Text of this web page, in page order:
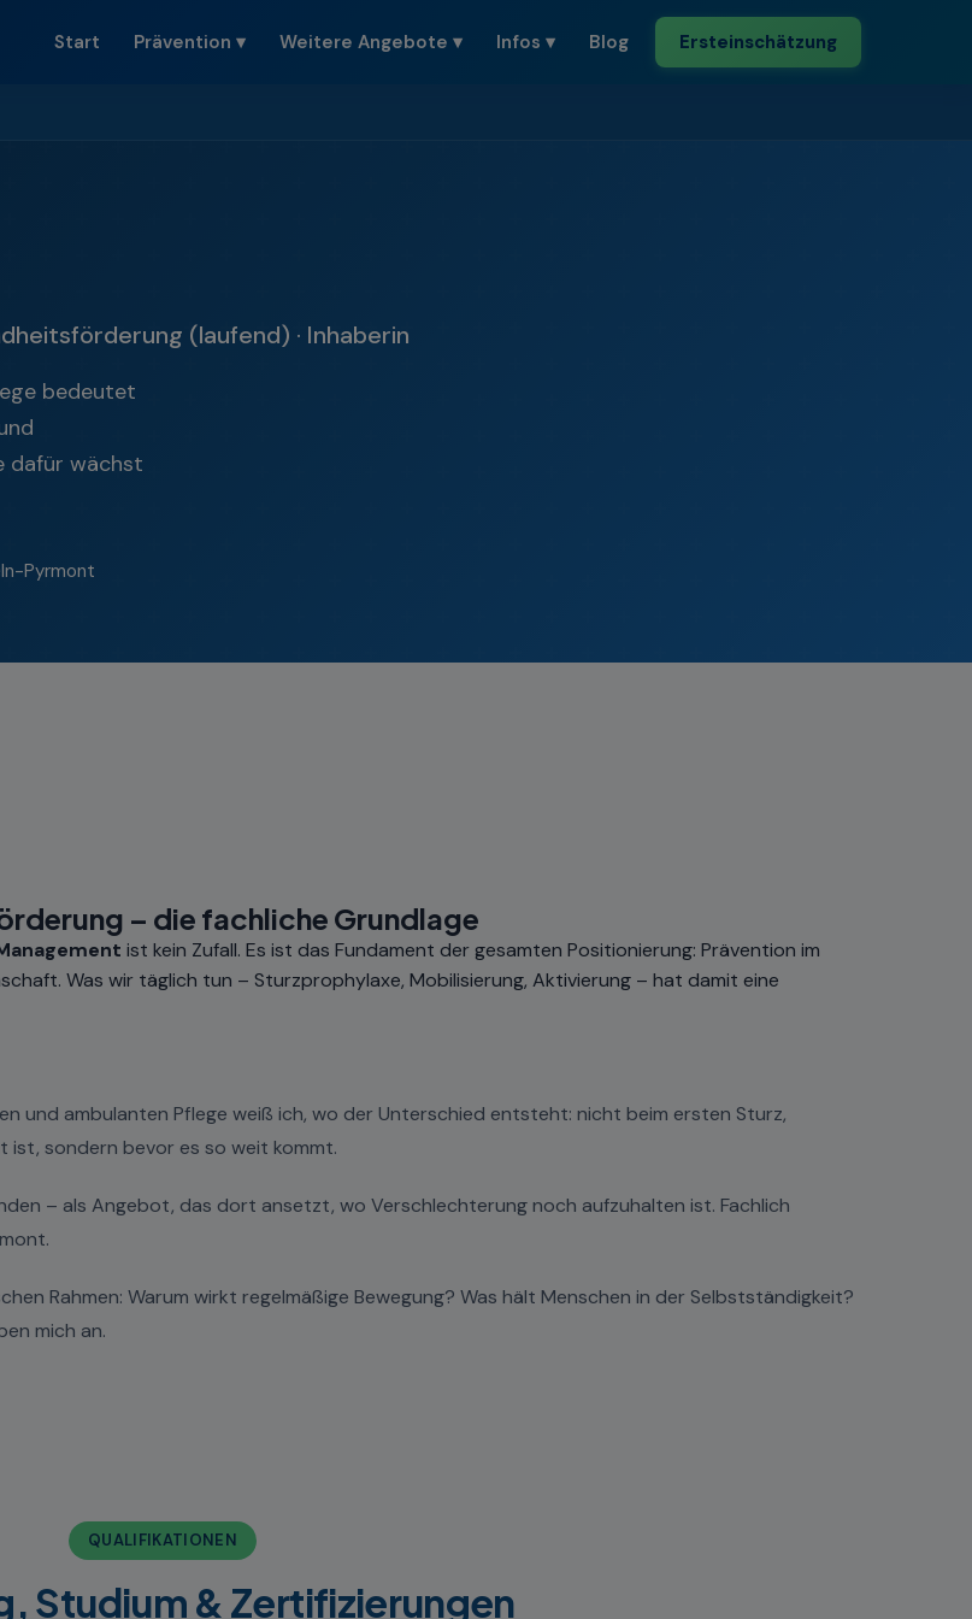
Start Prävention ▾ Weitere Angebote ▾ Infos ▾ Blog Ersteinschätzung
(laufend) · Inhaberin
bedeutet
dafür wächst
Pyrmont
– die fachliche Grundlage
ist kein Zufall. Es ist das Fundament der gesamten Positionierung: Prävention im
Was wir täglich tun – Sturzprophylaxe, Mobilisierung, Aktivierung – hat damit eine
und ambulanten Pflege weiß ich, wo der Unterschied entsteht: nicht beim ersten Sturz,
ist, sondern bevor es so weit kommt.
– als Angebot, das dort ansetzt, wo Verschlechterung noch aufzuhalten ist. Fachlich
Rahmen: Warum wirkt regelmäßige Bewegung? Was hält Menschen in der Selbstständigkeit?
mich an.
QUALIFIKATIONEN
Studium & Zertifizierungen